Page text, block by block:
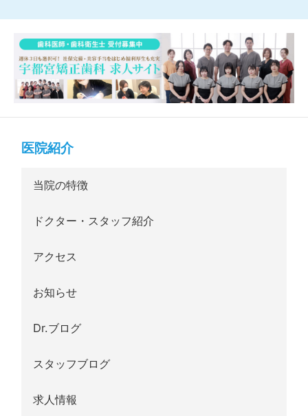
医院紹介
当院の特徴
ドクター・スタッフ紹介
アクセス
お知らせ
Dr.ブログ
スタッフブログ
求人情報